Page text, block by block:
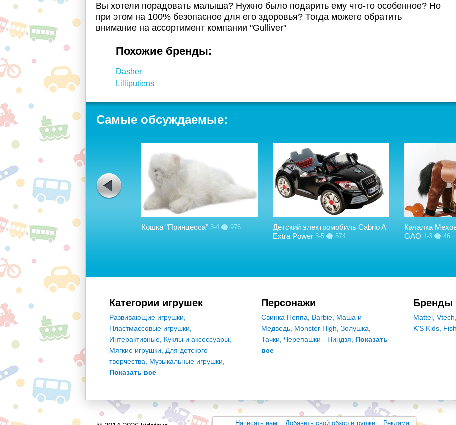
Вы хотели порадовать малыша? Нужно было подарить ему что-то особенное? Но
при этом на 100% безопасное для его здоровья? Тогда можете обратить
внимание на ассортимент компании "Gulliver"
Похожие бренды:
Dasher
Lilliputiens
Самые обсуждаемые:
Обучающий компьютер "Winx"
25
Кошка "Принцесса" 3-4 976
Детский электромобиль Cabrio A
Extra Power 3-5 574
Качалка
GAO 1-3 46
Категории игрушек
Развивающие игрушки
Пластмассовые игрушки
Интерактивные Куклы и аксессуары
Мягкие игрушки
Для детского
творчества
Музыкальные игрушки
Показать все
Персонажи
Свинка Пеппа Barbie Маша и
Медведь Monster High Золушка
Тачки
Черепашки - Ниндзя
Показать
все
Бренды
Mattel Vtech
K'S Kids
Написать нам Добавить свой обзор игрушки Реклама